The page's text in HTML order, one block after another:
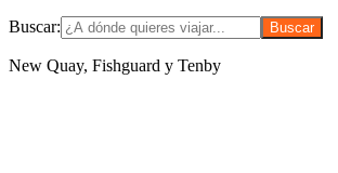
Buscar:
New Quay, Fishguard y Tenby